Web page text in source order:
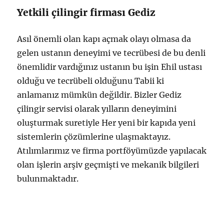
Yetkili çilingir firması Gediz
Asıl önemli olan kapı açmak olayı olmasa da
gelen ustanın deneyimi ve tecrübesi de bu denli
önemlidir vardığınız ustanın bu işin Ehil ustası
olduğu ve tecrübeli olduğunu Tabii ki
anlamanız mümkün değildir. Bizler Gediz
çilingir servisi olarak yılların deneyimini
oluşturmak suretiyle Her yeni bir kapıda yeni
sistemlerin çözümlerine ulaşmaktayız.
Atılımlarımız ve firma portföyümüzde yapılacak
olan işlerin arşiv geçmişti ve mekanik bilgileri
bulunmaktadır.